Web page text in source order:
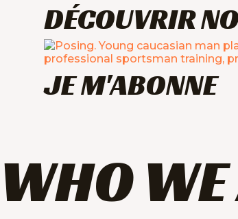
DÉCOUVRIR
JE M'ABONNE
WHO